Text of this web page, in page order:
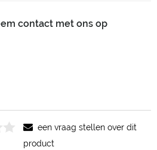
contact met ons op
een vraag stellen over dit
product